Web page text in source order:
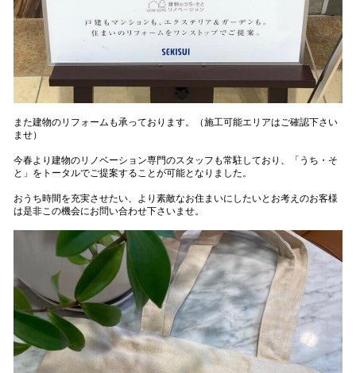
また建物のリフォームも承っております。（施工可能エリアはご確認下さい
ませ）
今春より建物のリノベーション専門のスタッフも常駐しており、「うち・そ
と」をトータルでご提案することが可能となりました。
おうち時間を充実させたい、より素敵なお住まいにしたいとお考えのお客様
は是非この機会にお問い合わせ下さいませ。